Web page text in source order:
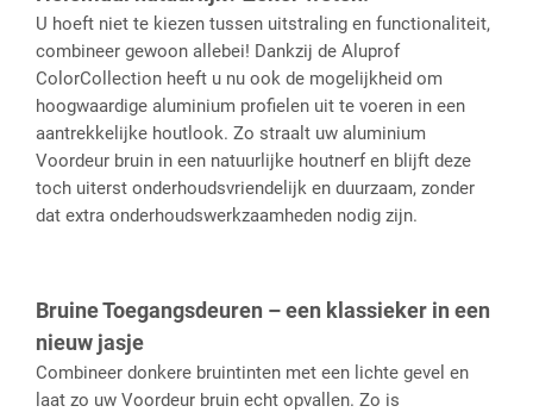
U hoeft niet te kiezen tussen uitstraling en functionaliteit,
combineer gewoon allebei! Dankzij de Aluprof
ColorCollection heeft u nu ook de mogelijkheid om
hoogwaardige aluminium profielen uit te voeren in een
aantrekkelijke houtlook. Zo straalt uw aluminium
Voordeur bruin in een natuurlijke houtnerf en blijft deze
toch uiterst onderhoudsvriendelijk en duurzaam, zonder
dat extra onderhoudswerkzaamheden nodig zijn.
Bruine Toegangsdeuren – een klassieker in een
nieuw jasje
Combineer donkere bruintinten met een lichte gevel en
laat zo uw Voordeur bruin echt opvallen. Zo is